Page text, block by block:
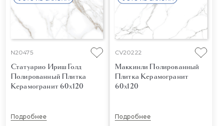
N20475
Статуарио Ириш Голд
Полированный Плитка
Керамогранит 60x120
Подробнее
CV20222
Маккинли Полированный
Плитка Керамогранит
60x120
Подробнее